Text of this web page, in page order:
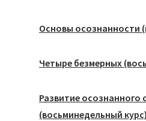
Основы осознанности
Четыре безмерных
Развитие осознанного
(восьминедельный курс)